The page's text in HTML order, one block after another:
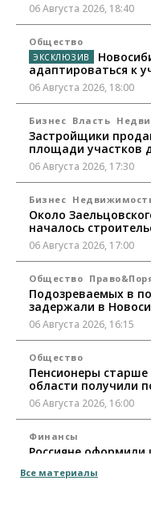
06 Августа 2026, 18:40
Общество
адаптироваться к
06 Августа 2026, 18:00
Бизнес Власть
Застройщики
площади участков
06 Августа 2026, 17:30
Бизнес
Около
началось
06 Августа 2026, 17:00
Общество
Подозреваемых в
задержали в
06 Августа 2026, 16:15
Общество
Пенсионеры старше
области получили
06 Августа 2026, 16:00
Финансы
Россияне оформили
06 Августа 2026, 15:53
Все материалы